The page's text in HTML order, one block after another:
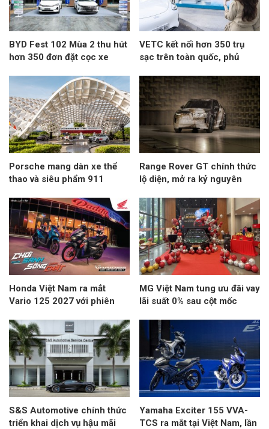
BYD Fest 102 Mùa 2 thu hút
hơn 350 đơn đặt cọc xe
VETC kết nối hơn 350 trụ
sạc trên toàn quốc, phủ
đa thương hiệu tại Việt Nam
Porsche mang dàn xe thể
thao và siêu phẩm 911
Range Rover GT chính thức
lộ diện, mở ra kỷ nguyên
Honda Việt Nam ra mắt
Vario 125 2027 với phiên
MG Việt Nam tung ưu đãi vay
lãi suất 0% sau cột mốc
S&S Automotive chính thức
triển khai dịch vụ hậu mãi
Yamaha Exciter 155 VVA-
TCS ra mắt tại Việt Nam, lần